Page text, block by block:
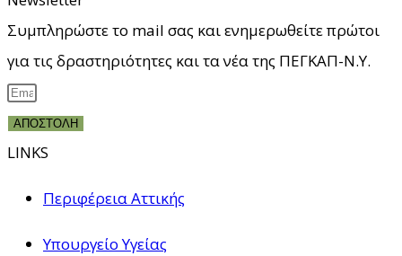
Συμπληρώστε το mail σας και ενημερωθείτε πρώτοι
για τις δραστηριότητες και τα νέα της ΠΕΓΚΑΠ-Ν.Υ.
ΑΠΟΣΤΟΛΗ
LINKS
Περιφέρεια Αττικής
Υπουργείο Υγείας